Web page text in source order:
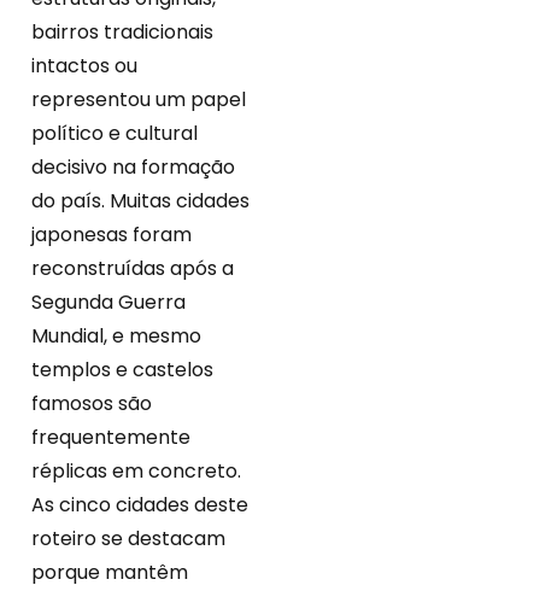
bairros tradicionais
intactos ou
representou um papel
político e cultural
decisivo na formação
do país. Muitas cidades
japonesas foram
reconstruídas após a
Segunda Guerra
Mundial, e mesmo
templos e castelos
famosos são
frequentemente
réplicas em concreto.
As cinco cidades deste
roteiro se destacam
porque mantêm